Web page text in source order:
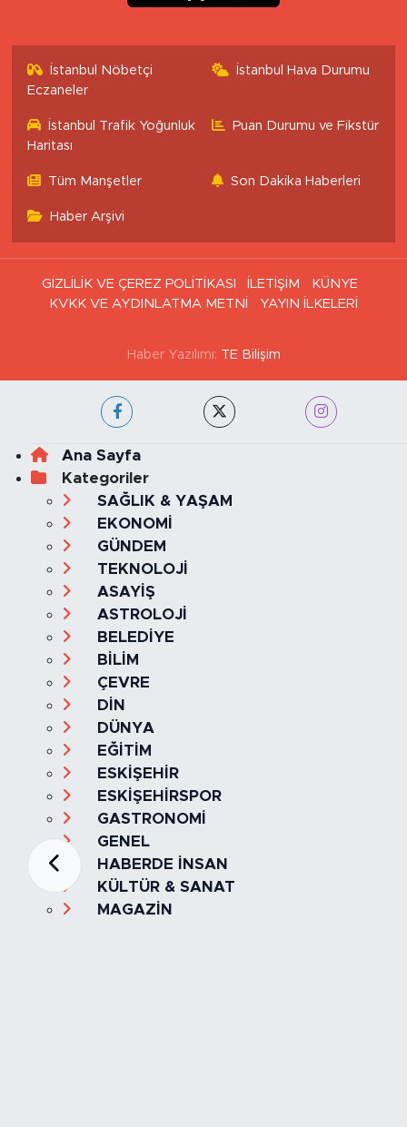
İstanbul Nöbetçi
Eczaneler
İstanbul Hava Durumu
İstanbul Trafik Yoğunluk
Haritası
Puan Durumu ve Fikstür
Tüm Manşetler Son Dakika Haberleri
Haber Arşivi
GİZLİLİK VE ÇEREZ POLİTİKASI İLETİŞİM
KÜNYE
KVKK VE AYDINLATMA METNİ
YAYIN İLKELERİ
Haber Yazılımı: TE Bilişim
Ana Sayfa
Kategoriler
SAĞLIK & YAŞAM
EKONOMİ
GÜNDEM
TEKNOLOJİ
ASAYİŞ
ASTROLOJİ
BELEDİYE
BİLİM
ÇEVRE
DİN
DÜNYA
EĞİTİM
ESKİŞEHİR
ESKİŞEHİRSPOR
GASTRONOMİ
GENEL
HABERDE İNSAN
KÜLTÜR & SANAT
MAGAZİN